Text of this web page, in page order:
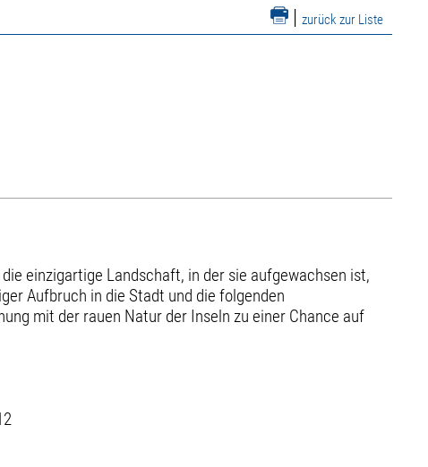
| zurück zur Liste
einzigartige Landschaft, in der sie aufgewachsen ist,
Aufbruch in die Stadt und die folgenden
mit der rauen Natur der Inseln zu einer Chance auf